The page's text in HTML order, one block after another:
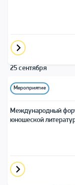
25 сентября
Мероприятие
Международный
юношеской